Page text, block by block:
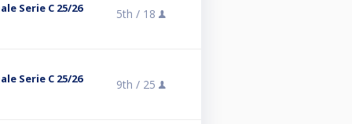
Serie C 25/26
5th / 18
Serie C 25/26
9th / 25